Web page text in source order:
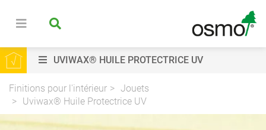
UVIWAX® HUILE PROTECTRICE UV
Finitions pour l'intérieur
Jouets
Uviwax® Huile Protectrice UV